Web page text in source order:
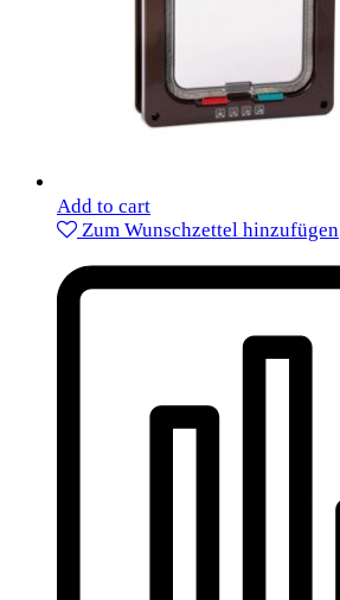
Add to cart
Zum Wunschzettel hinzufügen